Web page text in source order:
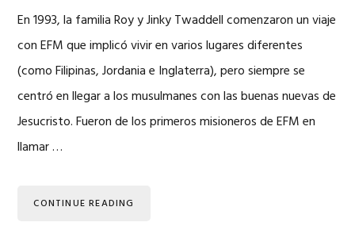
En 1993, la familia Roy y Jinky Twaddell comenzaron un viaje
con EFM que implicó vivir en varios lugares diferentes
(como Filipinas, Jordania e Inglaterra), pero siempre se
centró en llegar a los musulmanes con las buenas nuevas de
Jesucristo. Fueron de los primeros misioneros de EFM en
llamar …
CONTINUE READING